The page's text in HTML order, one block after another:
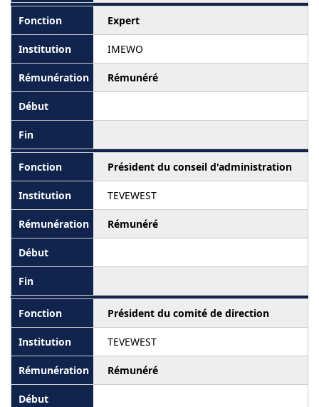
Expert
IMEWO
Rémunéré
Président du conseil d'administration
TEVEWEST
Rémunéré
Président du comité de direction
TEVEWEST
Rémunéré